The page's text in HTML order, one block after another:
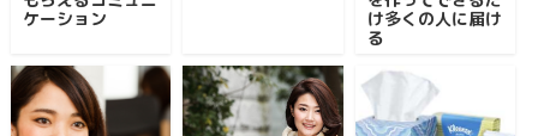
ケーション
け多くの人に届け
る